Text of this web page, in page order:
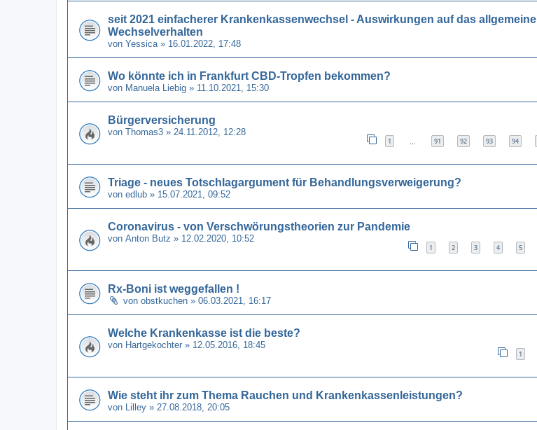
seit 2021 einfacherer Krankenkassenwechsel - Auswirkungen auf das allgemeine
Wechselverhalten
von Yessica » 16.01.2022, 17:48
Wo könnte ich in Frankfurt CBD-Tropfen bekommen?
von Manuela Liebig » 11.10.2021, 15:30
Bürgerversicherung
von Thomas3 » 24.11.2012, 12:28
1 91 92 93 94
Triage - neues Totschlagargument für Behandlungsverweigerung?
von edlub » 15.07.2021, 09:52
Coronavirus - von Verschwörungstheorien zur Pandemie
von Anton Butz » 12.02.2020, 10:52
1 2 3 4 5
Rx-Boni ist weggefallen !
von obstkuchen » 06.03.2021, 16:17
Welche Krankenkasse ist die beste?
von Hartgekochter » 12.05.2016, 18:45
1
Wie steht ihr zum Thema Rauchen und Krankenkassenleistungen?
von Lilley » 27.08.2018, 20:05